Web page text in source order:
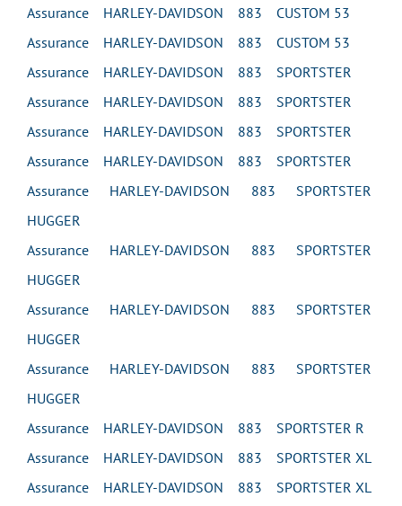
Assurance HARLEY-DAVIDSON 883 CUSTOM 53
Assurance HARLEY-DAVIDSON 883 CUSTOM 53
Assurance HARLEY-DAVIDSON 883 SPORTSTER
Assurance HARLEY-DAVIDSON 883 SPORTSTER
Assurance HARLEY-DAVIDSON 883 SPORTSTER
Assurance HARLEY-DAVIDSON 883 SPORTSTER
Assurance HARLEY-DAVIDSON 883 SPORTSTER
HUGGER
Assurance HARLEY-DAVIDSON 883 SPORTSTER
HUGGER
Assurance HARLEY-DAVIDSON 883 SPORTSTER
HUGGER
Assurance HARLEY-DAVIDSON 883 SPORTSTER
HUGGER
Assurance HARLEY-DAVIDSON 883 SPORTSTER R
Assurance HARLEY-DAVIDSON 883 SPORTSTER XL
Assurance HARLEY-DAVIDSON 883 SPORTSTER XL